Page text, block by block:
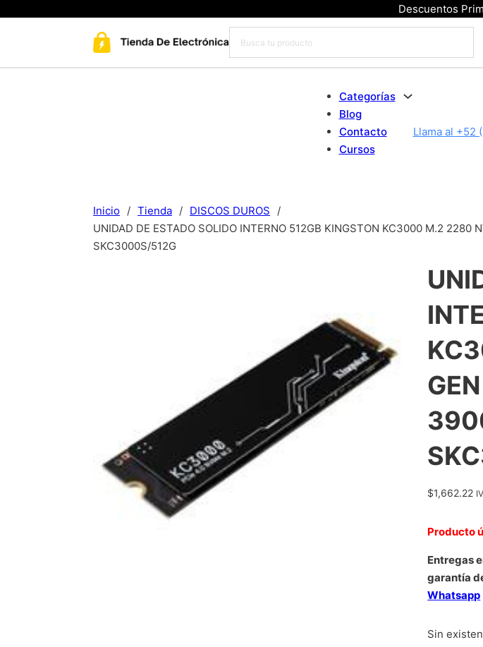
Descuentos
Categorías
Blog
Contacto
Cursos
Llama al +52
Inicio / Tienda / DISCOS DUROS
/
UNIDAD DE ESTADO SOLIDO INTERNO 512GB KINGSTON KC3000 M.2
SKC3000S/512G
$1,662.22
Producto
Entregas
garantía
Whatsapp
Sin